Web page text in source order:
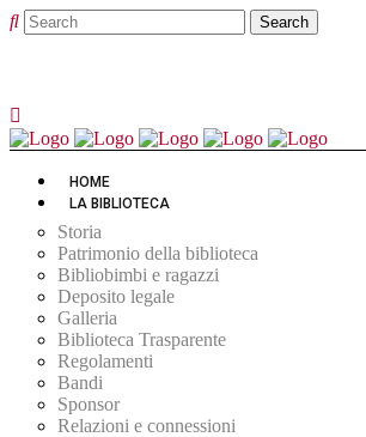
HOME
LA BIBLIOTECA
Storia
Patrimonio della biblioteca
Bibliobimbi e ragazzi
Deposito legale
Galleria
Biblioteca Trasparente
Regolamenti
Bandi
Sponsor
Relazioni e connessioni